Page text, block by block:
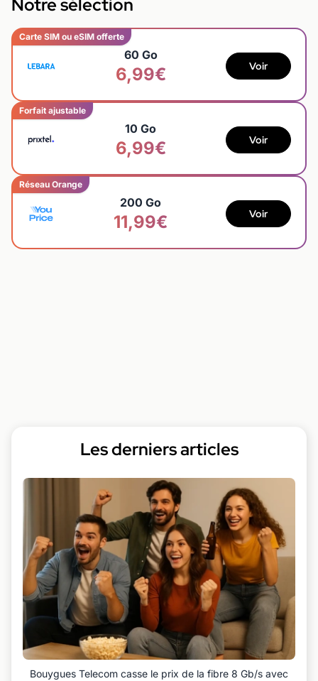
Notre sélection
Carte SIM ou eSIM offerte
60 Go
6,99€ Voir
Forfait ajustable
10 Go
6,99€ Voir
Réseau Orange
200 Go
11,99€ Voir
Les derniers articles
Bouygues Telecom casse le prix de la fibre 8 Gb/s avec